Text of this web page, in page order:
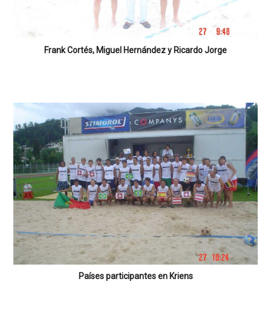
Frank Cortés, Miguel Hernández y Ricardo Jorge
Países participantes en Kriens